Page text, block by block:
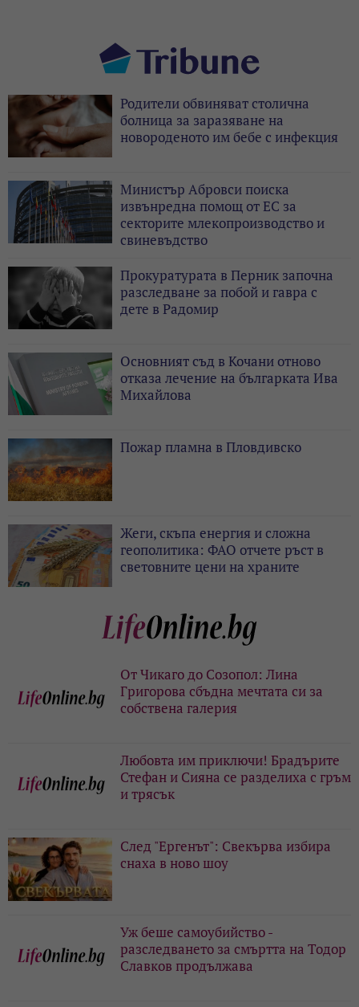
Родители обвиняват столична
болница за заразяване на
новороденото им бебе с инфекция
Министър Абровси поиска
извънредна помощ от ЕС за
секторите млекопроизводство и
свиневъдство
Прокуратурата в Перник започна
разследване за побой и гавра с
дете в Радомир
Основният съд в Кочани отново
отказа лечение на българката Ива
Михайлова
Пожар пламна в Пловдивско
Жеги, скъпа енергия и сложна
геополитика: ФАО отчете ръст в
световните цени на храните
От Чикаго до Созопол: Лина
Григорова сбъдна мечтата си за
собствена галерия
Любовта им приключи! Брадърите
Стефан и Сияна се разделиха с гръм
и трясък
След "Ергенът": Свекърва избира
снаха в ново шоу
Уж беше самоубийство -
разследването за смъртта на Тодор
Славков продължава